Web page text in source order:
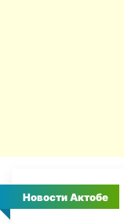
Новости Актобе